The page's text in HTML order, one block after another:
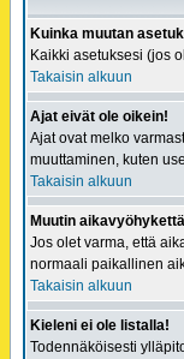
Kuinka muutan
Kaikki asetuksesi (jos
Takaisin alkuun
Ajat eivät ole oikein!
Ajat ovat melko
muuttaminen, kuten
Takaisin alkuun
Muutin
Jos olet varma, että
normaali paikallinen
Takaisin alkuun
Kieleni ei ole listalla!
Todennäköisesti